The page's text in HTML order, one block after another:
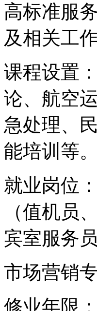
高标准服
及相关工作
课程设置
论、航空
急处理、
能培训等。
就业岗位
（值机员
宾室服务
市场营销
修业年限